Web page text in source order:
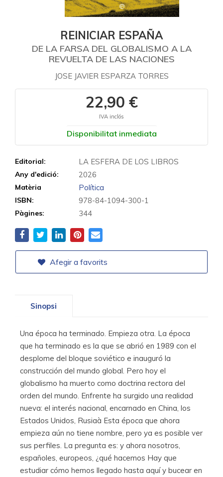
REINICIAR ESPAÑA
DE LA FARSA DEL GLOBALISMO A LA
REVUELTA DE LAS NACIONES
JOSE JAVIER ESPARZA TORRES
22,90 €
IVA inclós
Disponibilitat inmediata
Editorial: LA ESFERA DE LOS LIBROS
Any d'edició: 2026
Matèria Política
ISBN: 978-84-1094-300-1
Pàgines: 344
Afegir a favorits
Sinopsi
Una época ha terminado. Empieza otra. La época
que ha terminado es la que se abrió en 1989 con el
desplome del bloque soviético e inauguró la
construcción del mundo global. Pero hoy el
globalismo ha muerto como doctrina rectora del
orden del mundo. Enfrente ha surgido una realidad
nueva: el interés nacional, encarnado en China, los
Estados Unidos, Rusiaà Esta época que ahora
empieza aún no tiene nombre, pero ya es posible ver
sus perfiles. La pregunta es: y ahora nosotros,
españoles, europeos, ¿qué hacemos Hay que
estudiar cómo hemos llegado hasta aquí y bucear en